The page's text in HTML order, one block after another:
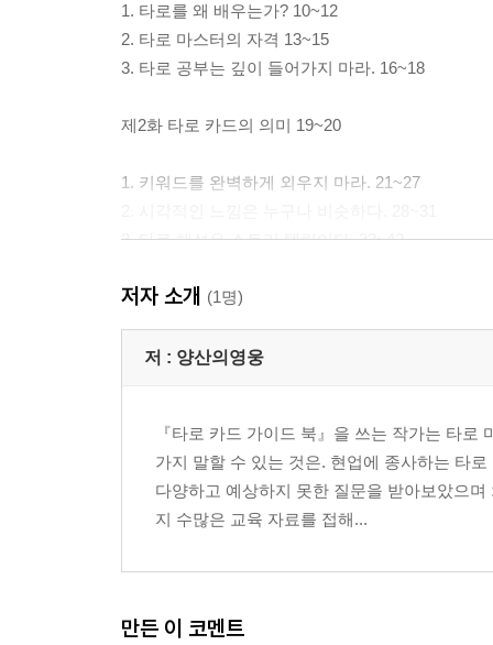
1. 타로를 왜 배우는가? 10~12
2. 타로 마스터의 자격 13~15
3. 타로 공부는 깊이 들어가지 마라. 16~18
제2화 타로 카드의 의미 19~20
1. 키워드를 완벽하게 외우지 마라. 21~27
3. 타로 해석은 스토리 텔링이다. 32~42
제3화 타로 카드 배열법 43~44
1. 기본 배열 법의 이해 45~57
제4화 질문의 이해 능력 73~74
저자 소개 (1명)
저 : 양산의영웅
『타로 카드 가이드 북』을 쓰는 작가는 타
가지 말할 수 있는 것은. 현업에 종사하는 타
다양하고 예상하지 못한 질문을 받아보았으
지 수많은 교육 자료를 접해...
만든 이 코멘트